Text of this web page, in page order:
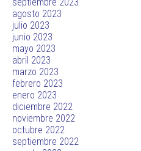
agosto 2023
julio 2023
junio 2023
mayo 2023
abril 2023
marzo 2023
febrero 2023
enero 2023
diciembre 2022
noviembre 2022
octubre 2022
septiembre 2022